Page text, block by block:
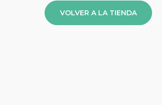
VOLVER A LA TIENDA